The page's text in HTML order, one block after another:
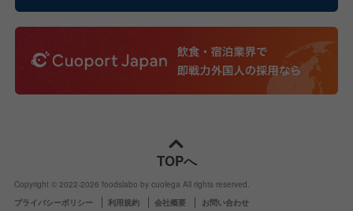
TOPへ
Copyright © 2022-2026 foodslabo by cuolega All rights reserved.
プライバシーポリシー
利用規約 会社概要 お問い合わせ